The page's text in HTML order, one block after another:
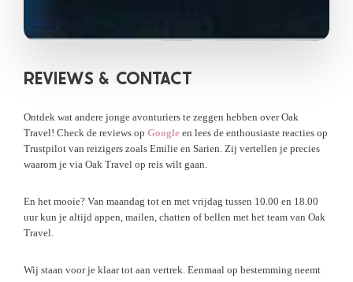
REVIEWS & CONTACT
Ontdek wat andere jonge avonturiers te zeggen hebben over Oak
Travel! Check de reviews opGoogle en lees de enthousiaste reacties op
Trustpilot van reizigers zoals Emilie en Sarien. Zij vertellen je precies
waarom je via Oak Travel op reis wilt gaan.
En het mooie? Van maandag tot en met vrijdag tussen 10.00 en 18.00
uur kun je altijd appen, mailen, chatten of bellen met het team van Oak
Travel.
Wij staan voor je klaar tot aan vertrek. Eenmaal op bestemming neemt